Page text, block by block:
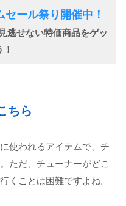
ール祭り開催中！
逃せない特価商品をゲッ
ちら
使われるアイテムで、チ
ただ、チューナーがどこ
くことは困難ですよね。